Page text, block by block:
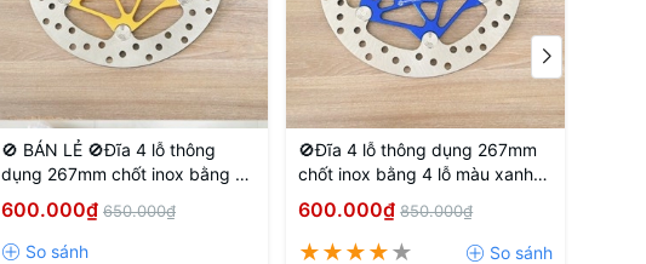
🚫 BÁN LẺ 🚫Đĩa 4 lỗ thông
dụng 267mm chốt inox bằng 4
lỗ màu Vàng đồng
600.000₫ 650.000₫
🚫Đĩa 4 lỗ thông dụng 267mm
chốt inox bằng 4 lỗ màu xanh
dương
600.000₫ 850.000₫